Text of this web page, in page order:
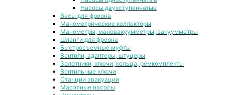
Насосы двухступенчатые
Весы для фреона
Манометрические коллекторы
Манометры, мановакуумметры, вакуумметры
Шланги для фреона
Быстросъемные муфты
Вентили, адаптеры, штуцеры
Золотники, ключи, кольца, ремкомплекты
Вентильные ключи
Станции эвакуации
Масляные насосы